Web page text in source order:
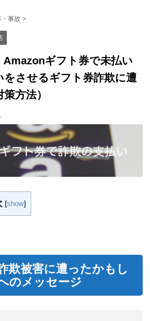
・事故 >
Amazonギフト券で未払い
をさせるギフト券詐欺に遭
方法）
[show]
欺被害に遭ったかもし
のメッセージ